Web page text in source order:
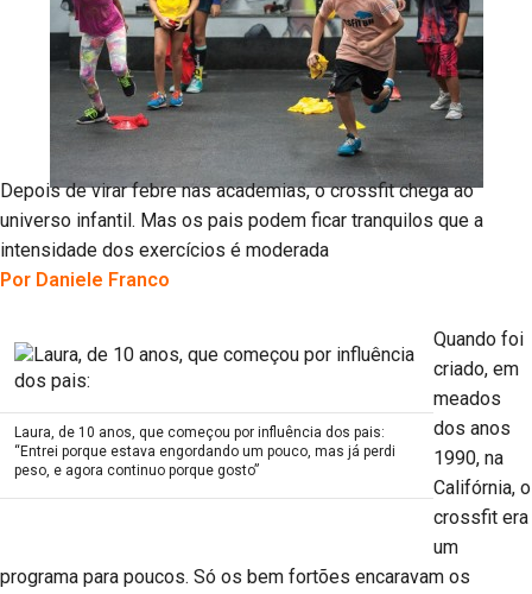
Depois de virar febre nas academias, o crossfit chega ao
universo infantil. Mas os pais podem ficar tranquilos que a
intensidade dos exercícios é moderada
Por Daniele Franco
Laura, de 10 anos, que começou por influência dos pais:
“Entrei porque estava engordando um pouco, mas já perdi
peso, e agora continuo porque gosto”
Quando foi
criado, em
meados
dos anos
1990, na
Califórnia, o
crossfit era
um
programa para poucos. Só os bem fortões encaravam os